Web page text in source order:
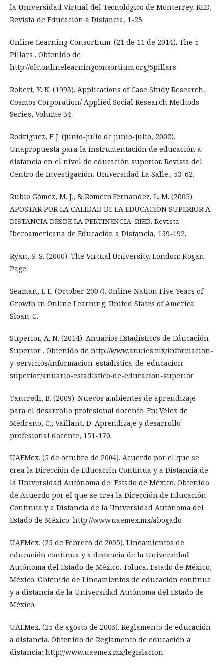
la Universidad Virtual del Tecnológico de Monterrey. RED,
Revista de Educación a Distancia, 1-23.
Online Learning Consortium. (21 de 11 de 2014). The 5
Pillars . Obtenido de
http://olc.onlinelearningconsortium.org/5pillars
Robert, Y. K. (1993). Applications of Case Study Research.
Cosmos Corporation/ Applied Social Research Methods
Series, Volume 34.
Rodríguez, F. J. (junio-julio de junio-julio, 2002).
Unapropuesta para la instrumentación de educación a
distancia en el nivel de educación superior. Revista del
Centro de Investigación. Universidad La Salle., 53-62.
Rubio Gómez, M. J., & Romero Fernández, L. M. (2005).
APOSTAR POR LA CALIDAD DE LA EDUCACIÓN SUPERIOR A
DISTANCIA DESDE LA PERTINENCIA. RIED. Revista
Iberoamericana de Educación a Distancia, 159-192.
Ryan, S. S. (2000). The Virtual University. London: Kogan
Page.
Seaman, I. E. (October 2007). Online Nation Five Years of
Growth in Online Learning. United States of America:
Sloan-C.
Superior, A. N. (2014). Anuarios Estadísticos de Educación
Superior . Obtenido de http://www.anuies.mx/informacion-
y-servicios/informacion-estadistica-de-educacion-
superior/anuario-estadistico-de-educacion-superior
Tancredi, B. (2009). Nuevos ambientes de aprendizaje
para el desarrollo profesional docente. En: Vélez de
Medrano, C.; Vaillant, D. Aprendizaje y desarrollo
profesional docente, 151-170.
UAEMex. (5 de octubre de 2004). Acuerdo por el que se
crea la Dirección de Educación Continua y a Distancia de
la Universidad Autónoma del Estado de México. Obtenido
de Acuerdo por el que se crea la Dirección de Educación
Continua y a Distancia de la Universidad Autónoma del
Estado de México: http://www.uaemex.mx/abogado
UAEMex. (25 de Febrero de 2005). Lineamientos de
educación continua y a distancia de la Universidad
Autónoma del Estado de México. Toluca, Estado de México,
México. Obtenido de Lineamientos de educación continua
y a distancia de la Universidad Autónoma del Estado de
México.
UAEMex. (25 de agosto de 2006). Reglamento de educación
a distancia. Obtenido de Reglamento de educación a
distancia: http://www.uaemex.mx/legislacion